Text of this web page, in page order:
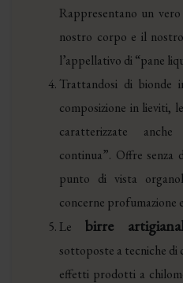
Rappresentano un
nostro corpo e il
l’appellativo di “pane
Trattandosi di bionde
composizione in lieviti,
caratterizzate
continua”. Offre senza
punto di vista
concerne profumazione
Lebirre
sottoposte a tecniche di
effetti prodotti a